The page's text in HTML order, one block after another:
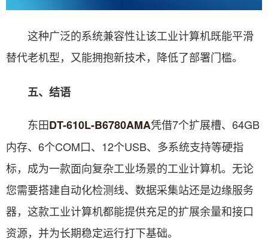
这种广泛的系统兼容性让该工业计算机既能平滑
替代老机型，又能拥抱新技术，降低了部署门槛。
五、结语
东田DT-610L-B6780AMA凭借7个扩展槽、64GB
内存、6个COM口、12个USB、多系统支持等硬指
标，成为一款面向复杂工业场景的工业计算机。无论
您需要搭建自动化检测线、数据采集站还是边缘服务
器，这款工业计算机都能提供充足的扩展余量和接口
资源，并为长期稳定运行打下基础。